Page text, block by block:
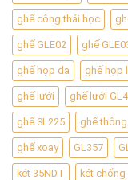
ghế công thái học
ghế GLE02 ghế
ghế họp da ghế họp
ghế lưới ghế lưới
ghế SL225 ghế
ghế xoay GL357
két 35NDT két chống